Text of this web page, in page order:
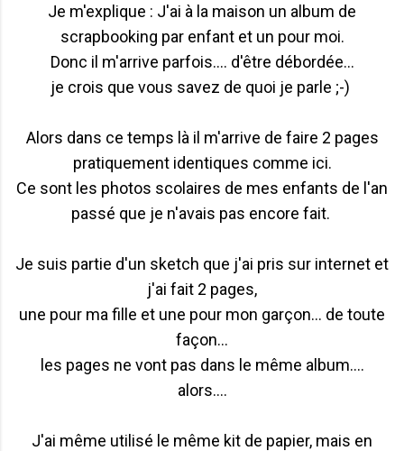
Je m'explique : J'ai à la maison un album de
scrapbooking par enfant et un pour moi.
Donc il m'arrive parfois.... d'être débordée...
je crois que vous savez de quoi je parle ;-)
Alors dans ce temps là il m'arrive de faire 2 pages
pratiquement identiques comme ici.
Ce sont les photos scolaires de mes enfants de l'an
passé que je n'avais pas encore fait.
Je suis partie d'un sketch que j'ai pris sur internet et
j'ai fait 2 pages,
une pour ma fille et une pour mon garçon... de toute
façon...
les pages ne vont pas dans le même album....
alors....
J'ai même utilisé le même kit de papier, mais en